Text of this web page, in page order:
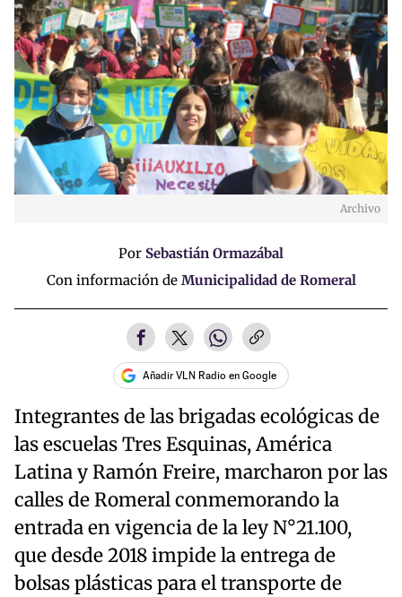
Archivo
Por Sebastián Ormazábal
Con información de Municipalidad de Romeral
Añadir VLN Radio en Google
Integrantes de las brigadas ecológicas de
las escuelas Tres Esquinas, América
Latina y Ramón Freire, marcharon por las
calles de Romeral conmemorando la
entrada en vigencia de la ley N°21.100,
que desde 2018 impide la entrega de
bolsas plásticas para el transporte de